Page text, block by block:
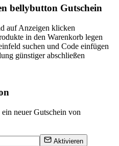
bellybutton Gutschein
auf Anzeigen klicken
in den Warenkorb legen
suchen und Code einfügen
günstiger abschließen
neuer Gutschein von
Aktivieren